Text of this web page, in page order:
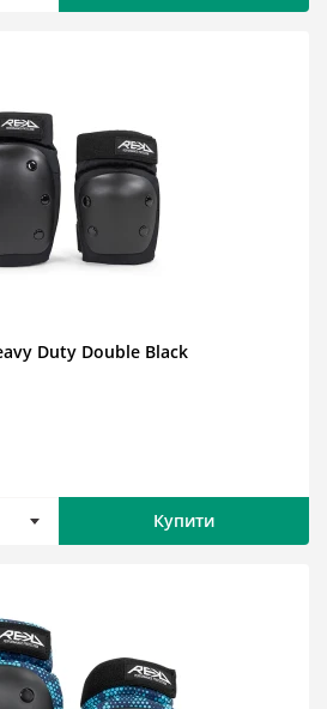
Duty Double Black
Купити